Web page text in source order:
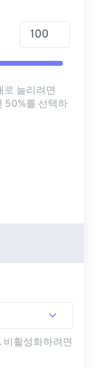
로 늘리려면
50%를 선택하
비활성화하려면